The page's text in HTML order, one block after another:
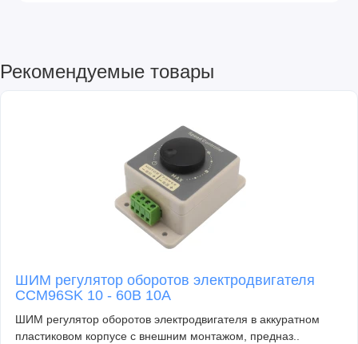
Рекомендуемые товары
ШИМ регулятор оборотов электродвигателя
CCM96SK 10 - 60В 10А
ШИМ регулятор оборотов электродвигателя в аккуратном
пластиковом корпусе с внешним монтажом, предназ..